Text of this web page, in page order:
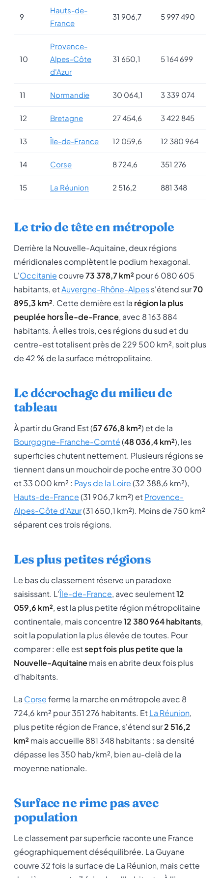
9
Hauts-de-
France
31 906,7 5 997 490
10
Provence-
Alpes-Côte
d'Azur
31 650,1 5 164 699
11 Normandie 30 064,1 3 339 074
12 Bretagne 27 454,6 3 422 845
13 Île-de-France 12 059,6 12 380 964
14 Corse 8 724,6 351 276
15 La Réunion 2 516,2 881 348
Le trio de tête en métropole
Derrière la Nouvelle-Aquitaine, deux régions
méridionales complètent le podium hexagonal.
L'Occitanie couvre73 378,7 km² pour 6 080 605
habitants, etAuvergne-Rhône-Alpess'étend sur70
895,3 km². Cette dernière est la région la plus
peuplée hors Île-de-France, avec 8 163 884
habitants. À elles trois, ces régions du sud et du
centre-est totalisent près de 229 500 km², soit plus
de 42 % de la surface métropolitaine.
Le décrochage du milieu de
tableau
À partir du Grand Est (57 676,8 km²) et de la
Bourgogne-Franche-Comté(48 036,4 km²), les
superficies chutent nettement. Plusieurs régions se
tiennent dans un mouchoir de poche entre 30 000
et 33 000 km² : Pays de la Loire(32 388,6 km²),
Hauts-de-France(31 906,7 km²) etProvence-
Alpes-Côte d'Azur(31 650,1 km²). Moins de 750 km²
séparent ces trois régions.
Les plus petites régions
Le bas du classement réserve un paradoxe
saisissant. L'Île-de-France, avec seulement12
059,6 km², est la plus petite région métropolitaine
continentale, mais concentre12 380 964 habitants,
soit la population la plus élevée de toutes. Pour
comparer : elle estsept fois plus petite que la
Nouvelle-Aquitaine mais en abrite deux fois plus
d'habitants.
La Corseferme la marche en métropole avec 8
724,6 km² pour 351 276 habitants. EtLa Réunion,
plus petite région de France, s'étend sur2 516,2
km² mais accueille 881 348 habitants : sa densité
dépasse les 350 hab/km², bien au-delà de la
moyenne nationale.
Surface ne rime pas avec
population
Le classement par superficie raconte une France
géographiquement déséquilibrée. La Guyane
couvre 32 fois la surface de La Réunion, mais cette